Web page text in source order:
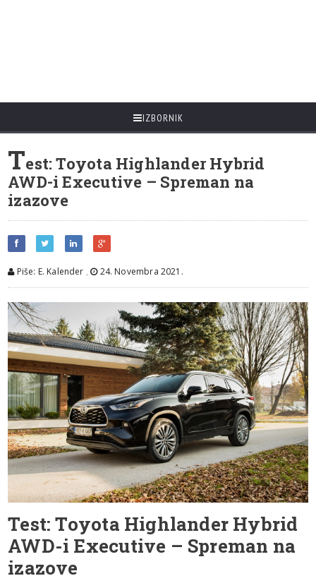
IZBORNIK
Test: Toyota Highlander Hybrid
AWD-i Executive – Spreman na
izazove
Piše: E. Kalender , 24. Novembra 2021.
Test: Toyota Highlander Hybrid
AWD-i Executive – Spreman na
izazove